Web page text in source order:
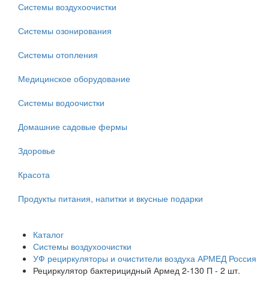
Системы воздухоочистки
Системы озонирования
Системы отопления
Медицинское оборудование
Системы водоочистки
Домашние садовые фермы
Здоровье
Красота
Продукты питания, напитки и вкусные подарки
Каталог
Системы воздухоочистки
УФ рециркуляторы и очистители воздуха АРМЕД Россия
Рециркулятор бактерицидный Армед 2-130 П - 2 шт.